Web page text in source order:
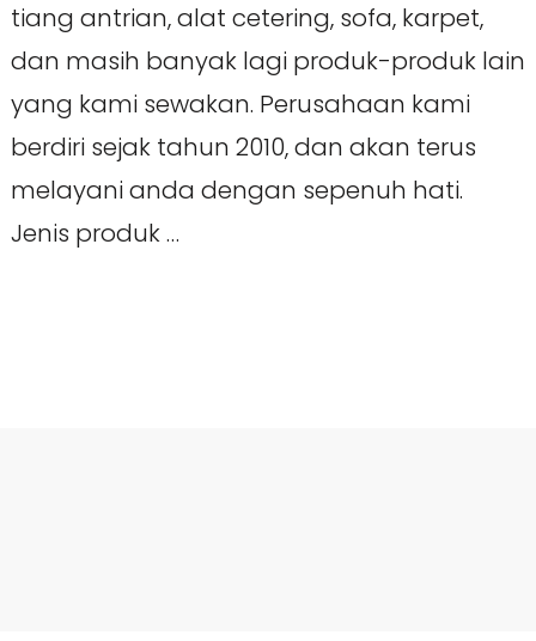
tiang antrian, alat cetering, sofa, karpet,
dan masih banyak lagi produk-produk lain
yang kami sewakan. Perusahaan kami
berdiri sejak tahun 2010, dan akan terus
melayani anda dengan sepenuh hati.
Jenis produk …